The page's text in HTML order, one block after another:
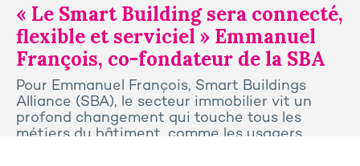
« Le Smart Building sera connecté,
flexible et serviciel » Emmanuel
François, co-fondateur de la SBA
Pour Emmanuel François, Smart Buildings
Alliance (SBA), le secteur immobilier vit un
profond changement qui touche tous les
métiers du bâtiment, comme les usagers.